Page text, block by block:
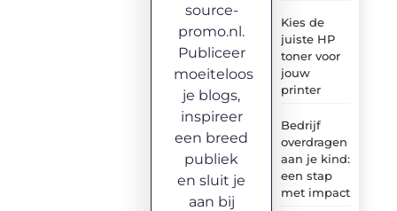
Kies de
juiste HP
toner voor
jouw
printer
Bedrijf
overdragen
aan je kind:
een stap
met impact
source-
promo.nl.
Publiceer
moeiteloos
je blogs,
inspireer
een breed
publiek
en sluit je
aan bij